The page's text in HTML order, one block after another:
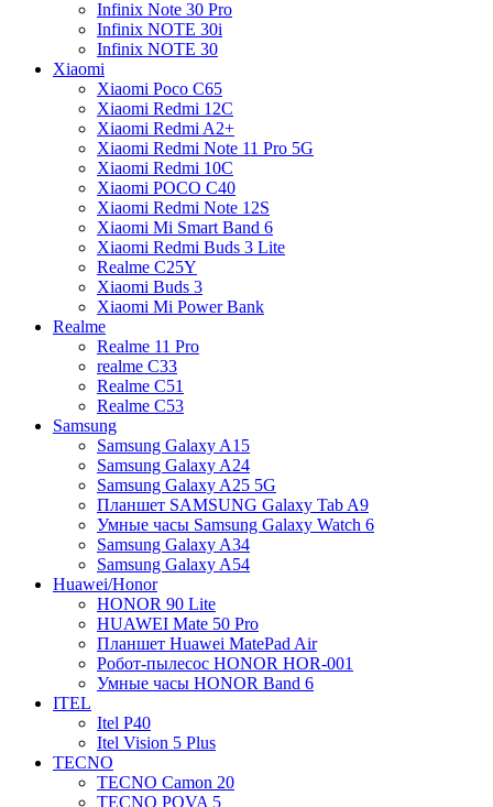
Infinix Note 30 Pro
Infinix NOTE 30i
Infinix NOTE 30
Xiaomi
Xiaomi Poco C65
Xiaomi Redmi 12C
Xiaomi Redmi A2+
Xiaomi Redmi Note 11 Pro 5G
Xiaomi Redmi 10C
Xiaomi POCO C40
Xiaomi Redmi Note 12S
Xiaomi Mi Smart Band 6
Xiaomi Redmi Buds 3 Lite
Realme C25Y
Xiaomi Buds 3
Xiaomi Mi Power Bank
Realme
Realme 11 Pro
realme C33
Realme C51
Realme C53
Samsung
Samsung Galaxy A15
Samsung Galaxy A24
Samsung Galaxy A25 5G
Планшет SAMSUNG Galaxy Tab A9
Умные часы Samsung Galaxy Watch 6
Samsung Galaxy A34
Samsung Galaxy A54
Huawei/Honor
HONOR 90 Lite
HUAWEI Mate 50 Pro
Планшет Huawei MatePad Air
Робот-пылесос HONOR HOR-001
Умные часы HONOR Band 6
ITEL
Itel P40
Itel Vision 5 Plus
TECNO
TECNO Camon 20
TECNO POVA 5